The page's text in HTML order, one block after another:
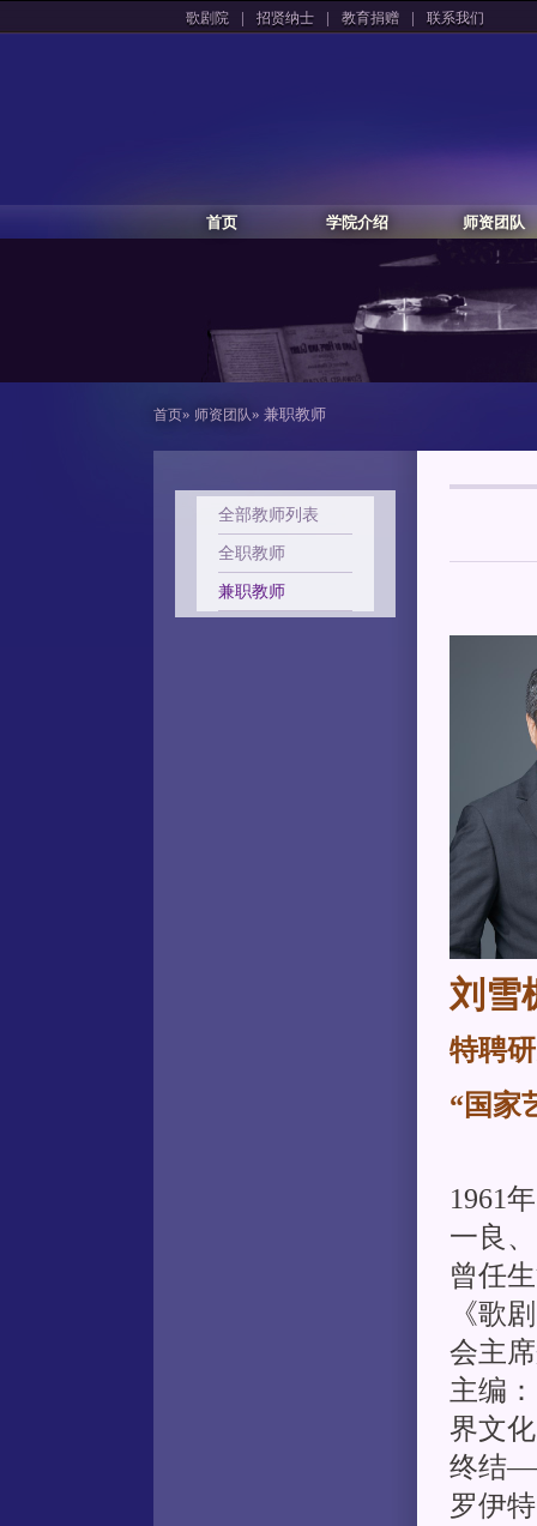
歌剧院 | 招贤纳士 | 教育捐赠 | 联系我们
首页 学院介绍 师资团队
首页» 师资团队» 兼职教师
全部教师列表
全职教师
兼职教师
刘
特聘
“国家
1961
一良
曾任
《歌
会主
主编
界文
终结
罗伊